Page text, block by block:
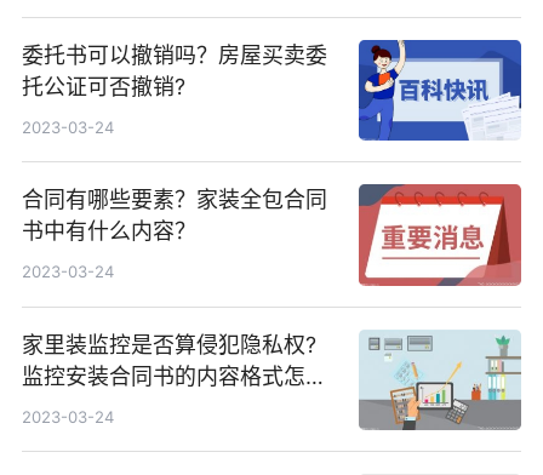
委托书可以撤销吗？房屋买卖委
托公证可否撤销?
2023-03-24
合同有哪些要素？家装全包合同
书中有什么内容？
2023-03-24
家里装监控是否算侵犯隐私权?
监控安装合同书的内容格式怎么
写？
2023-03-24